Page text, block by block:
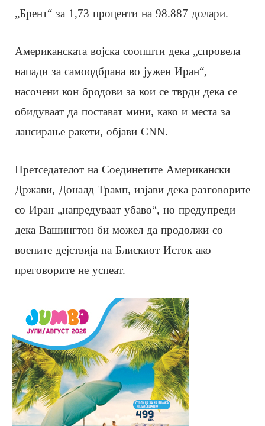
„Брент“ за 1,73 проценти на 98.887 долари.
Американската војска соопшти дека „спровела
напади за самоодбрана во јужен Иран“,
насочени кон бродови за кои се тврди дека се
обидуваат да постават мини, како и места за
лансирање ракети, објави CNN.
Претседателот на Соединетите Американски
Држави, Доналд Трамп, изјави дека разговорите
со Иран „напредуваат убаво“, но предупреди
дека Вашингтон би можел да продолжи со
воените дејствија на Блискиот Исток ако
преговорите не успеат.